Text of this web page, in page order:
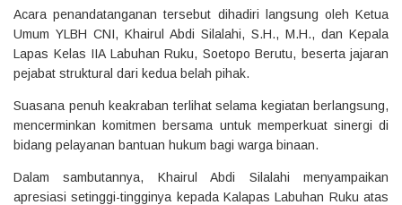
Acara penandatanganan tersebut dihadiri langsung oleh Ketua
Umum YLBH CNI, Khairul Abdi Silalahi, S.H., M.H., dan Kepala
Lapas Kelas IIA Labuhan Ruku, Soetopo Berutu, beserta jajaran
pejabat struktural dari kedua belah pihak.
Suasana penuh keakraban terlihat selama kegiatan berlangsung,
mencerminkan komitmen bersama untuk memperkuat sinergi di
bidang pelayanan bantuan hukum bagi warga binaan.
Dalam sambutannya, Khairul Abdi Silalahi menyampaikan
apresiasi setinggi-tingginya kepada Kalapas Labuhan Ruku atas